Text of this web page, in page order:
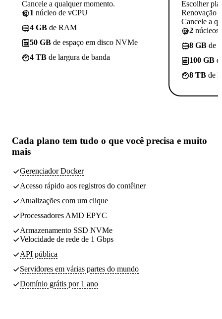
Cancele a qualquer momento.
1 núcleo de vCPU
4 GB de RAM
50 GB de espaço em disco NVMe
4 TB de largura de banda
Escolher
Renovação
Cancele a
2 núcleos
8 GB de
100 GB
8 TB de
Cada plano tem tudo o que você precisa e muito
mais
Gerenciador Docker
Acesso rápido aos registros do contêiner
Atualizações com um clique
Processadores AMD EPYC
Armazenamento SSD NVMe
Velocidade de rede de 1 Gbps
API pública
Servidores em várias partes do mundo
Domínio grátis por 1 ano